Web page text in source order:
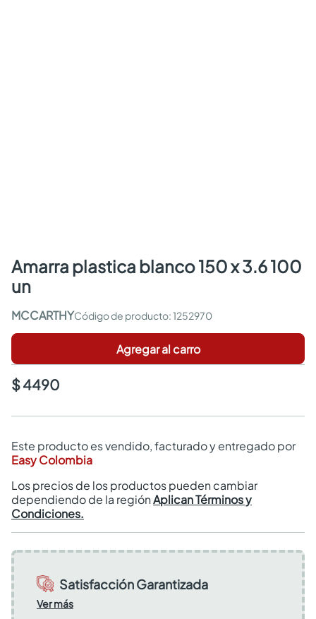
amarra plastica blanco 150 x 3.6 100
un
MCCARTHY :1252970
Agregar al carro
$ 4490
Este producto es vendido, facturado y entregado por
Easy Colombia
Los precios de los productos pueden cambiar
dependiendo de la regiónAplican Términos y
Condiciones.
Satisfacción Garantizada
Ver más